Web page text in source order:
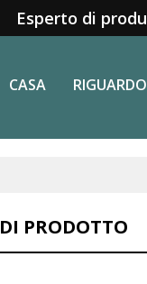
Esperto di
CASA
PRODOTTO